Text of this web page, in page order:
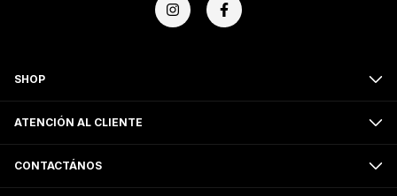
SHOP
ATENCIÓN AL CLIENTE
CONTACTÁNOS